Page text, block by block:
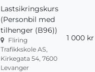
Lastsikringskurs
(Personbil med
tilhenger (B96))
Fliring
Trafikkskole AS,
Kirkegata 54, 7600
Levanger
1 000 kr